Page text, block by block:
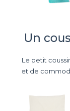
Un
Le petit
et de